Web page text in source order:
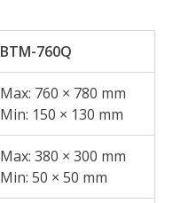
BTM-760Q
Max: 760 × 780 mm
Min: 150 × 130 mm
Max: 380 × 300 mm
Min: 50 × 50 mm